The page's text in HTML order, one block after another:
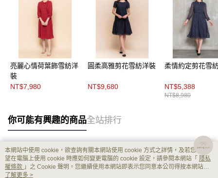
亮麗心情荷葉飾雪紡洋
裝
NT$7,980
圓柔高雅剪花雪紡洋裝
NT$9,680
柔情約定剪花雪
NT$5,388
NT$8,980
你可能有興趣的商品全站排行
熱門標籤
本網站中使用 cookie，欲查詢有關本網站使用 cookie 方式之詳情，及若您不希
望在電腦上使用 cookie 時應如何變更電腦的 cookie 設定，請參閱本網站「 隱私
權條款 」之 Cookie 聲明。您繼續使用本網站即表示您同意本公司得按本網站使
用條款之 Cookie 聲明使用 cookie。
了解更多 >